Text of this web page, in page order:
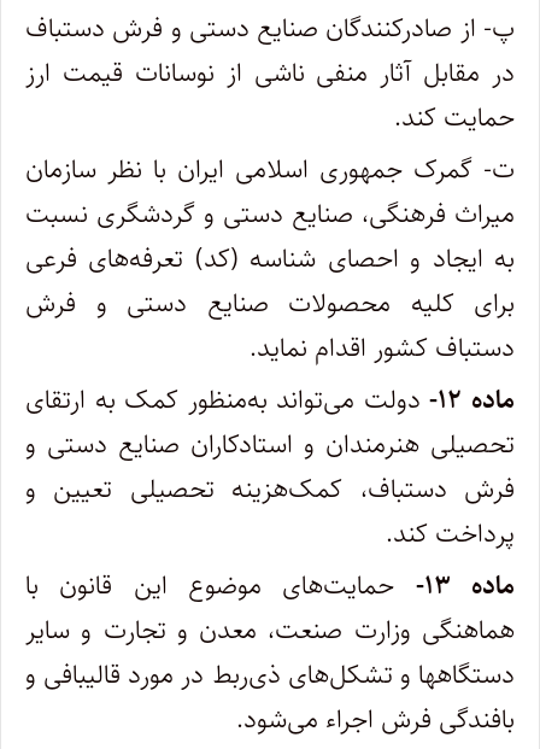
پ- از صادرکنندگان صنایع دستی و فرش دستباف
در مقابل آثار منفی ناشی از نوسانات قیمت ارز
حمایت کند.
ت- گمرک جمهوری اسلامی ایران با نظر سازمان
میراث فرهنگی، صنایع دستی و گردشگری نسبت
به ایجاد و احصای شناسه (کد) تعرفه‌های فرعی
برای کلیه محصولات صنایع دستی و فرش
دستباف کشور اقدام نماید.
ماده ۱۲-
دولت می‌تواند به‌منظور کمک به ارتقای
تحصیلی هنرمندان و استادکاران صنایع دستی و
فرش دستباف، کمک‌هزینه تحصیلی تعیین و
پرداخت کند.
ماده ۱۳-
حمایت‌های موضوع این قانون با
هماهنگی وزارت صنعت، معدن و تجارت و سایر
دستگاهها و تشکل‌های ذی‌ربط در مورد قالیبافی و
بافندگی فرش اجراء می‌شود.